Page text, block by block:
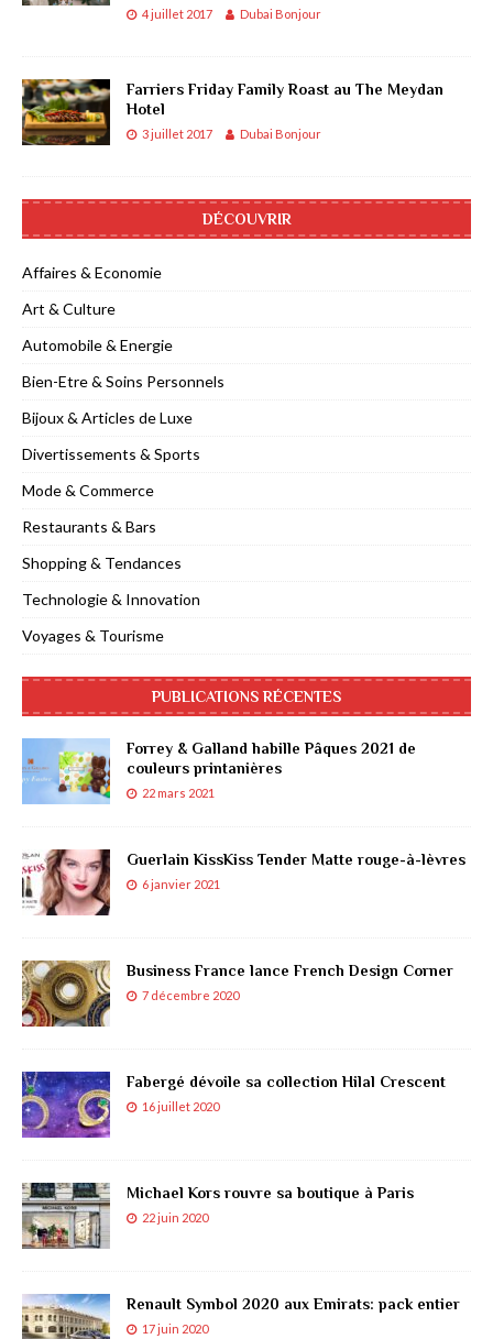
4 juillet 2017 Dubai Bonjour
Farriers Friday Family Roast au The Meydan
Hotel
3 juillet 2017 Dubai Bonjour
DÉCOUVRIR
Affaires & Economie
Art & Culture
Automobile & Energie
Bien-Etre & Soins Personnels
Bijoux & Articles de Luxe
Divertissements & Sports
Mode & Commerce
Restaurants & Bars
Shopping & Tendances
Technologie & Innovation
Voyages & Tourisme
PUBLICATIONS RÉCENTES
Forrey & Galland habille Pâques 2021 de
couleurs printanières
22 mars 2021
Guerlain KissKiss Tender Matte rouge-à-lèvres
6 janvier 2021
Business France lance French Design Corner
7 décembre 2020
Fabergé dévoile sa collection Hilal Crescent
16 juillet 2020
Michael Kors rouvre sa boutique à Paris
22 juin 2020
Renault Symbol 2020 aux Emirats: pack entier
17 juin 2020